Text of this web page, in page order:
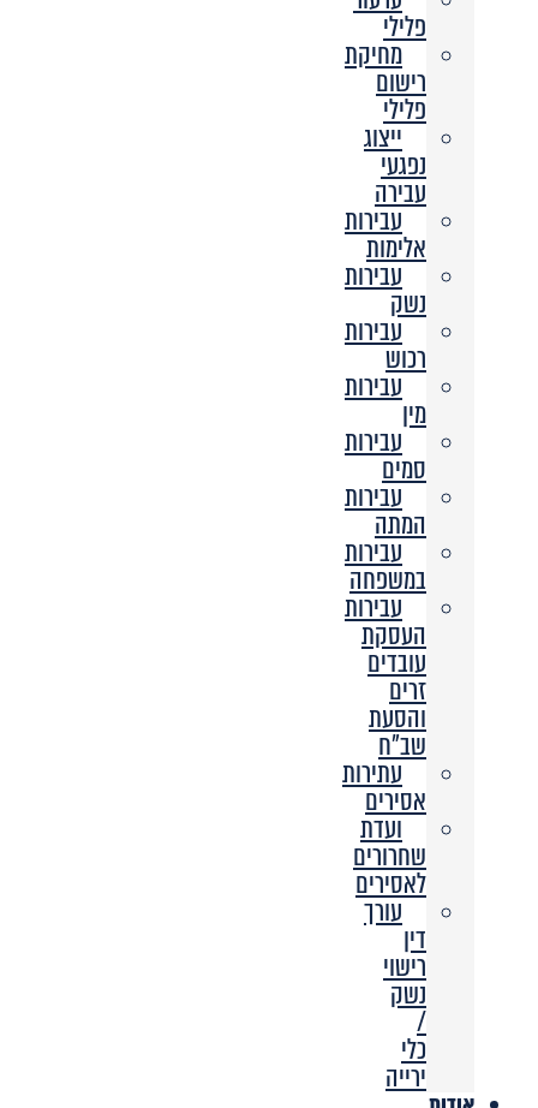
פלילי
מחיקת
רישום
פלילי
ייצוג
נפגעי
עבירה
עבירות
אלימות
עבירות
נשק
עבירות
רכוש
עבירות
מין
עבירות
סמים
עבירות
המתה
עבירות
במשפחה
עבירות
העסקת
עובדים
זרים
והסעת
שב”ח
עתירות
אסירים
ועדת
שחרורים
לאסירים
עורך
דין
רישוי
נשק
/
כלי
ירייה